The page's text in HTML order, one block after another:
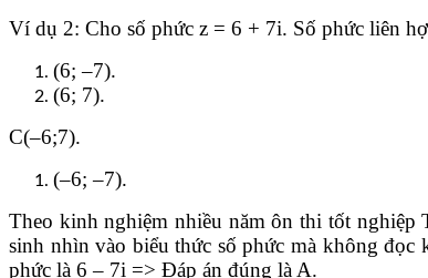
Ví dụ 2: Cho số phức z = 6 + 7i. Số phức liên
(6; –7).
(6; 7).
C(–6;7).
(–6; –7).
Theo kinh nghiệm nhiều năm ôn thi tốt nghiệp
sinh nhìn vào biểu thức số phức mà không
phức là 6 – 7i => Đáp án đúng là A.